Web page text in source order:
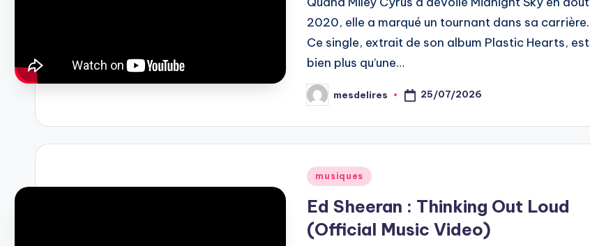
2020, elle a marqué un tournant dans sa carrière.
Ce single, extrait de son album Plastic Hearts, est
bien plus qu’une…
Posted
by
mesdelires 25/07/2026
Posted
musiques
Ed Sheeran : Thinking Out Loud
(Official Music Video)